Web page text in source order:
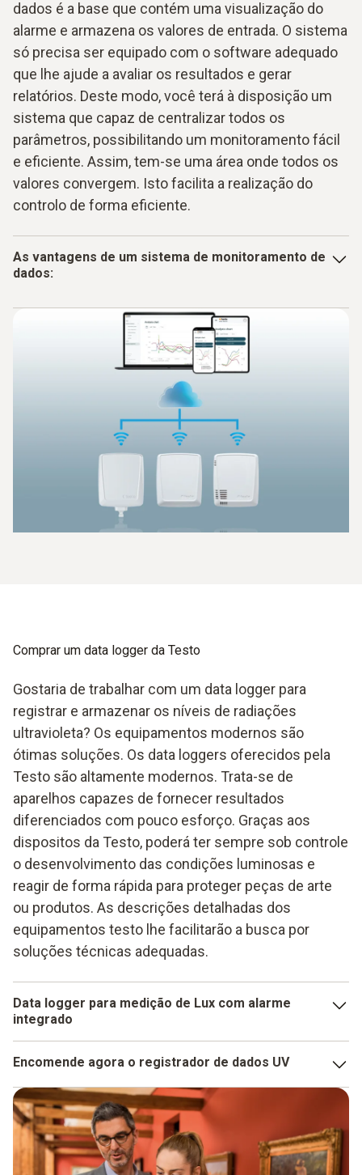
dados é a base que contém uma visualização do
alarme e armazena os valores de entrada. O sistema
só precisa ser equipado com o software adequado
que lhe ajude a avaliar os resultados e gerar
relatórios. Deste modo, você terá à disposição um
sistema que capaz de centralizar todos os
parâmetros, possibilitando um monitoramento fácil
e eficiente. Assim, tem-se uma área onde todos os
valores convergem. Isto facilita a realização do
controlo de forma eficiente.
As vantagens de um sistema de monitoramento de
dados:
Sistema completo
Permite medir vários parâmetros
Valores medidos centralizados em uma base
Comprar um data logger da Testo
Gostaria de trabalhar com um data logger para
registrar e armazenar os níveis de radiações
ultravioleta? Os equipamentos modernos são
ótimas soluções. Os data loggers oferecidos pela
Testo são altamente modernos. Trata-se de
aparelhos capazes de fornecer resultados
diferenciados com pouco esforço. Graças aos
dispositos da Testo, poderá ter sempre sob controle
o desenvolvimento das condições luminosas e
reagir de forma rápida para proteger peças de arte
ou produtos. As descrições detalhadas dos
equipamentos testo lhe facilitarão a busca por
soluções técnicas adequadas.
Data logger para medição de Lux com alarme
integrado
de configurar alarmes. Isso lhe dá a oportunidade de não
precisar monitorar regularmente os resultados. Imagine
que precisa organizar uma exposição com peças delicadas
e sensíveis. Instalando um data logger para lux e
predeterminando os valores limites, que serão
monitorados, terá a vantagem de que o equipamento todo o
Encomende agora o registrador de dados UV
O registro dos raios ultravioleta é muito relevante em
certas áreas de sua empresa ou mesmo no setor industrial
onde trabalha? Então, tem a oportunidade de solicitar um
equipamento Testo de forma rápida e fácil. Nossa ampla